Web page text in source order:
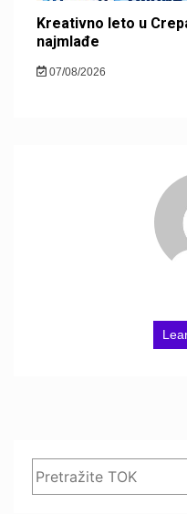
Kreativno leto u
najmlađe
07/08/2026